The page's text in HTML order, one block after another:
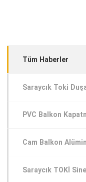
Tüm Haberler
Saraycık Toki
PVC Balkon
Cam Balkon
Saraycık TOKİ